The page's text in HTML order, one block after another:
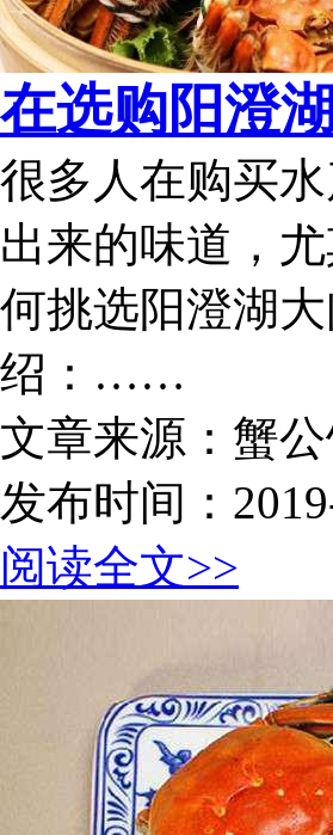
在选购阳澄
很多人在购买
出来的味道，
何挑选阳澄湖
绍：……
文章来源：蟹
发布时间：
阅读全文>>